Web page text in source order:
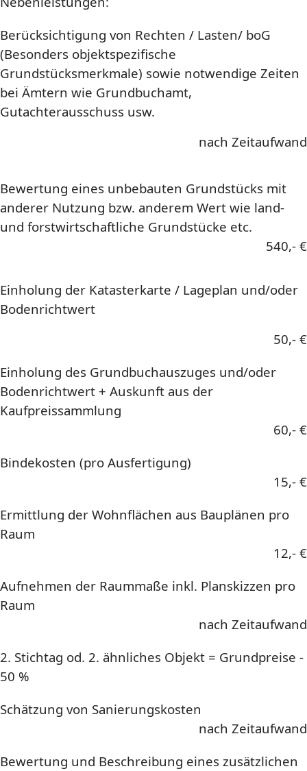
Berücksichtigung von Rechten / Lasten/ boG
(Besonders objektspezifische
Grundstücksmerkmale) sowie notwendige Zeiten
bei Ämtern wie Grundbuchamt,
Gutachterausschuss usw.
nach Zeitaufwand
Bewertung eines unbebauten Grundstücks mit
anderer Nutzung bzw. anderem Wert wie land-
und forstwirtschaftliche Grundstücke etc.
540,- €
Einholung der Katasterkarte / Lageplan und/oder
Bodenrichtwert
50,- €
Einholung des Grundbuchauszuges und/oder
Bodenrichtwert + Auskunft aus der
Kaufpreissammlung
60,- €
Bindekosten (pro Ausfertigung)
15,- €
Ermittlung der Wohnflächen aus Bauplänen pro
Raum
12,- €
Aufnehmen der Raummaße inkl. Planskizzen pro
Raum
nach Zeitaufwand
2. Stichtag od. 2. ähnliches Objekt = Grundpreise -
50 %
Schätzung von Sanierungskosten
nach Zeitaufwand
Bewertung und Beschreibung eines zusätzlichen